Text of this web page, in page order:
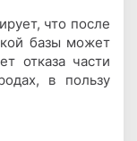
что после
базы может
отказа части
в пользу